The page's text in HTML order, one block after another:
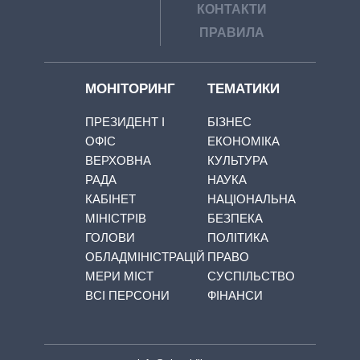
КОНТАКТИ
ПРАВИЛА
МОНІТОРИНГ
ПРЕЗИДЕНТ І
ОФІС
ВЕРХОВНА
РАДА
КАБІНЕТ
МІНІСТРІВ
ГОЛОВИ
ОБЛАДМІНІСТРАЦІЙ
МЕРИ МІСТ
ВСІ ПЕРСОНИ
ТЕМАТИКИ
БІЗНЕС
ЕКОНОМІКА
КУЛЬТУРА
НАУКА
НАЦІОНАЛЬНА
БЕЗПЕКА
ПОЛІТИКА
ПРАВО
СУСПІЛЬСТВО
ФІНАНСИ